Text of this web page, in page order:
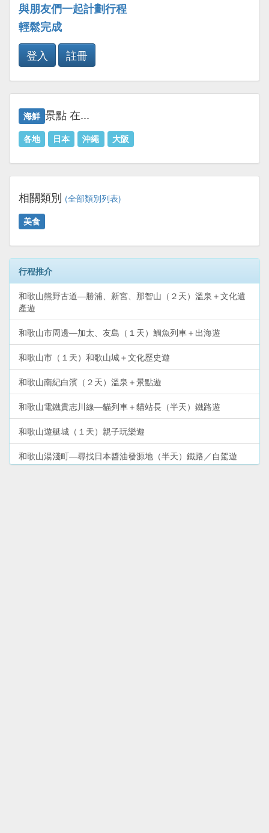
與朋友們一起計劃行程
輕鬆完成
登入
註冊
海鮮 景點 在...
各地 日本 沖繩 大阪
相關類別 (全部類別列表)
美食
行程推介
和歌山熊野古道—勝浦、新宮、那智山（２天）溫泉＋文化遺
產遊
和歌山市周邊—加太、友島（１天）鯛魚列車＋出海遊
和歌山市（１天）和歌山城＋文化歷史遊
和歌山南紀白濱（２天）溫泉＋景點遊
和歌山電鐵貴志川線—貓列車＋貓站長（半天）鐵路遊
和歌山遊艇城（１天）親子玩樂遊
和歌山湯淺町—尋找日本醬油發源地（半天）鐵路／自駕遊